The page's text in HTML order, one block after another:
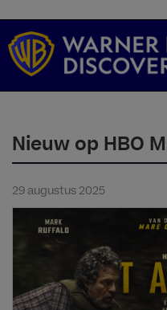
Nieuw op HBO
29 augustus 2025